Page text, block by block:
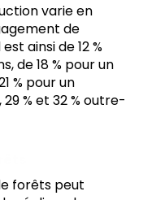
varie en
de
ainsi de 12 %
de 18 % pour un
% pour un
% et 32 % outre-
forêts peut